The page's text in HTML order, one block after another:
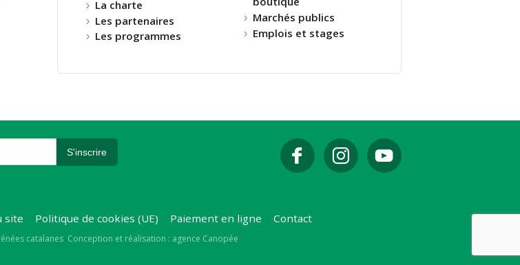
La charte
Les partenaires
Les programmes
Marchés publics
Emplois et stages
site Politique de cookies (UE) Paiement en ligne Contact
catalanes Conception et réalisation : agence Canopée